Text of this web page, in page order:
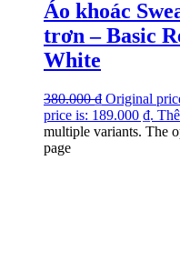
Áo khoác
trơn – Basic
White
380.000₫ Original
price is: 189.000 ₫.
multiple variants. The
page